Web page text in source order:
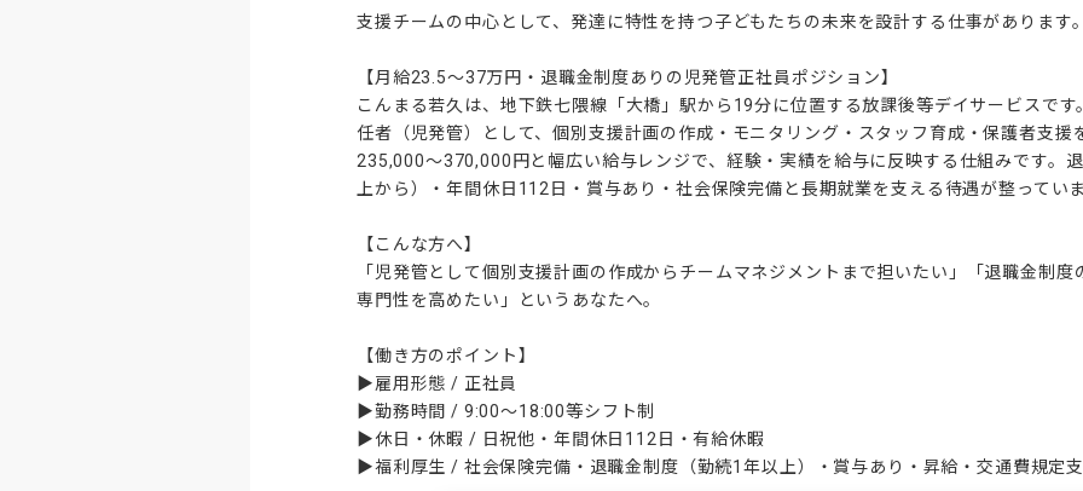
支援チームの中心として、発達に特性を持つ子どもたちの未来を設計する仕事があります
【月給23.5〜37万円・退職金制度ありの児発管正社員ポジション】
こんまる若久は、地下鉄七隈線「大橋」駅から19分に位置する放課後等デイサービスで
任者（児発管）として、個別支援計画の作成・モニタリング・スタッフ育成・保護者支援
235,000〜370,000円と幅広い給与レンジで、経験・実績を給与に反映する仕組みです。
上から）・年間休日112日・賞与あり・社会保険完備と長期就業を支える待遇が整ってい
【こんな方へ】
「児発管として個別支援計画の作成からチームマネジメントまで担いたい」「退職金制
専門性を高めたい」というあなたへ。
【働き方のポイント】
▶雇用形態 / 正社員
▶勤務時間 / 9:00〜18:00等シフト制
▶休日・休暇 / 日祝他・年間休日112日・有給休暇
▶福利厚生 / 社会保険完備・退職金制度（勤続1年以上）・賞与あり・昇給・交通費規定